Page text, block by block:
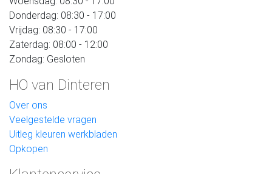
Donderdag: 08:30 - 17:00
Vrijdag: 08:30 - 17:00
Zaterdag: 08:00 - 12:00
Zondag: Gesloten
HO van Dinteren
Over ons
Veelgestelde vragen
Uitleg kleuren werkbladen
Opkopen